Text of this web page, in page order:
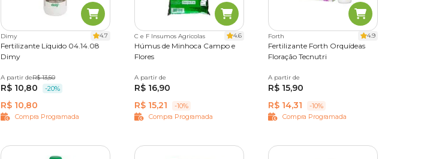
Dimy 4.7
Fertilizante Líquido 04.14.08
Dimy
120 ml 500 ml
A partir deR$ 13,50
R$ 10,80 -20%
R$ 10,80
Compra Programada
C e F Insumos Agricolas 4.6
Húmus de Minhoca Campo e
Flores
2 kg 5 kg
A partir de
R$ 16,90
R$ 15,21
-10%
Compra Programada
Forth 4.9
Fertilizante Forth Orquídeas
Floração Tecnutri
60ml
A partir de
R$ 15,90
R$ 14,31
-10%
Compra Programada